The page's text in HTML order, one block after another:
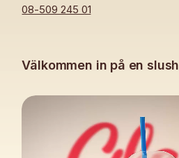
08-509 245 01
Välkommen in på en slush